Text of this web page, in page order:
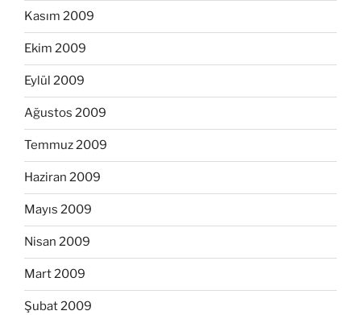
Kasım 2009
Ekim 2009
Eylül 2009
Ağustos 2009
Temmuz 2009
Haziran 2009
Mayıs 2009
Nisan 2009
Mart 2009
Şubat 2009